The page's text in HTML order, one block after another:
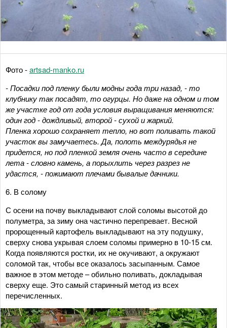
Фото -artsad-manko.ru
- Посадки под пленку были модны года три назад, - то
клубнику так посадят, то огурцы. Но даже на одном и том
же участке год от года условия выращивания меняются:
один год - дождливый, второй - сухой и жаркий.
Пленка хорошо сохраняет тепло, но вот поливать такой
участок вы замучаетесь. Да, полоть междурядья не
придется, но под пленкой земля очень часто в середине
лета - словно камень, а порыхлить через разрез не
удастся, - пожимают плечами бывалые дачники.
6. В солому
С осени на почву выкладывают слой соломы высотой до
полуметра, за зиму она частично перепревает. Весной
пророщенный картофель выкладывают на эту подушку,
сверху снова укрывая слоем соломы примерно в 10-15 см.
Когда появляются ростки, их не окучивают, а окружают
соломой так, чтобы все оказалось засыпанным. Самое
важное в этом методе – обильно поливать, докладывая
сверху еще. Это самый старинный метод из всех
перечисленных.